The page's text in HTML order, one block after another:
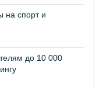
на спорт и
до 10 000